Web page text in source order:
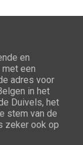
en
een
adres voor
in het
Duivels, het
stem van de
zeker ook op